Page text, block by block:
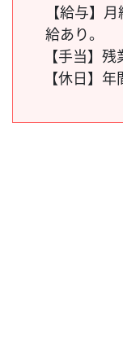
【給与】
給あり。
【手当】 残
【休日】 年